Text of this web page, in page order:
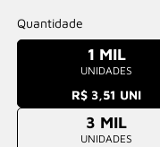
Quantidade
1 MIL
UNIDADES
R$ 3,51 UNI
3 MIL
UNIDADES